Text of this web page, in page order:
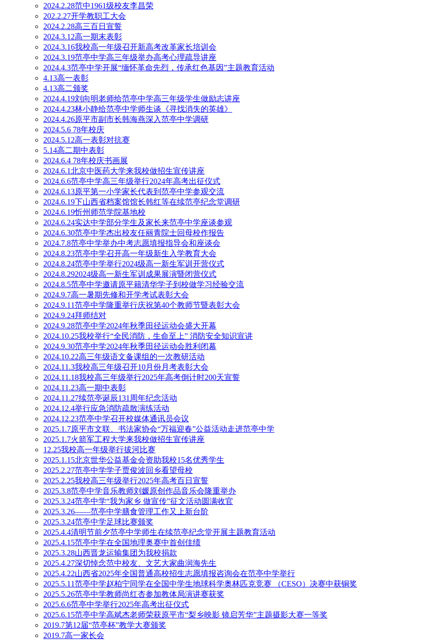
2024.2.28范中1961级校友李昌荣
202.2.27开学教职工大会
2024.2.28高三百日宣誓
2024.3.12高一期末表彰
2024.3.16我校高一年级召开新高考改革家长培训会
2024.3.19范亭中学高三年级举办高考心理疏导讲座
2024.4.3范亭中学开展“缅怀革命先烈，传承红色基因”主题教育活动
4.13高一表彰
4.13高二颁奖
2024.4.19刘向明老师给范亭中学高三年级学生做励志讲座
2024.4.23林小静给范亭中学师生谈《寻找消失的英雄》
2024.4.26原平市副市长韩海燕深入范亭中学调研
2024.5.6 78年校庆
2024.5.12高一表彰对抗赛
5.14高二期中表彰
2024.6.4 78年校庆书画展
2024.6.1北京中医药大学来我校做招生宣传讲座
2024.6.6范亭中学高三年级举行2024年高考出征仪式
2024.6.13原平第一小学家长代表到范亭中学参观交流
2024.6.19下山西省档案馆馆长韩红等在续范亭纪念堂调研
2024.6.19忻州师范学院基地校
2024.6.24实达中学部分学生及家长来范亭中学座谈参观
2024.6.30范亭中学杰出校友任丽青院士回母校作报告
2024.7.8范亭中学举办中考志愿填报指导会和座谈会
2024.8.23范亭中学召开高一年级新生入学教育大会
2024.8.24范亭中学举行2024级高一新生军训开营仪式
2024.8.292024级高一新生军训成果展演暨闭营仪式
2024.8.5范亭中学邀请原平籍清华学子到校做学习经验交流
2024.9.7高一暑期先修和开学考试表彰大会
2024.9.11范亭中学隆重举行庆祝第40个教师节暨表彰大会
2024.9.24拜师结对
2024.9.28范亭中学2024年秋季田径运动会盛大开幕
2024.10.25我校举行“全民消防，生命至上” 消防安全知识宣讲
2024.9.30范亭中学2024年秋季田径运动会胜利闭幕
2024.10.22高三年级语文备课组的一次教研活动
2024.11.3我校高三年级召开10月份月考表彰大会
2024.11.18我校高三年级举行2025年高考倒计时200天宣誓
2024.11.23高一期中表彰
2024.11.27续范亭诞辰131周年纪念活动
2024.12.4举行应急消防疏散演练活动
2024.12.23范亭中学召开校媒体通讯员会议
2025.1.7原平市文联、书法家协会“万福迎春”公益活动走进范亭中学
2025.1.7火箭军工程大学来我校做招生宣传讲座
12.25我校高一年级举行拔河比赛
2025.1.15北京世华公益基金会资助我校15名优秀学生
2025.2.27范亭中学学子贾俊波回乡看望母校
2025.2.25我校高三年级举行2025年高考百日宣誓
2025.3.8范亭中学音乐教师刘媛原创作品音乐会隆重举办
2025.3.24范亭中学“我为家乡 做宣传”征文活动圆满收官
2025.3.26——范亭中学膳食管理工作又上新台阶
2025.3.24范亭中学足球比赛颁奖
2025.4.4清明节前夕范亭中学师生在续范亭纪念堂开展主题教育活动
2025.4.15范亭中学在全国地理奥赛中首创佳绩
2025.3.28山西晋龙运输集团为我校捐款
2025.4.27深切悼念范中校友、文艺大家曲润海先生
2025.4.22山西省2025年全国普通高校招生志愿填报咨询会在范亭中学举行
2025.5.11范亭中学赵柏宁同学在全国中学生地球科学奥林匹克竞赛 （CESO）决赛中获铜奖
2025.5.26范亭中学教师尚红杏参加教体局演讲赛获奖
2025.6.6范亭中学举行2025年高考出征仪式
2025.6.15范亭中学高斌杰老师荣获原平市“梨乡映影 镜启芳华”主题摄影大赛一等奖
2019.7第12届“范亭杯”教学大赛颁奖
2019.7高一家长会